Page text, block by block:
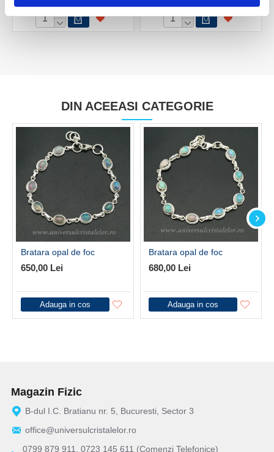
DIN ACEEASI CATEGORIE
Bratara opal de foc
650,00 Lei
Adauga in cos
Bratara opal de foc
680,00 Lei
Adauga in cos
Magazin Fizic
B-dul I.C. Bratianu nr. 5, Bucuresti, Sector 3
office@universulcristalelor.ro
0799 879 911, 0723 145 611 (Comenzi Telefonice)